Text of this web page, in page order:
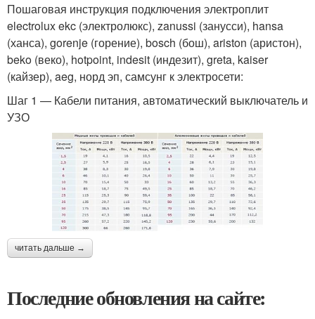
Пошаговая инструкция подключения электроплит
electrolux ekc (электролюкс), zanussi (занусси), hansa
(ханса), gorenje (горение), bosch (бош), ariston (аристон),
beko (веко), hotpoint, indesit (индезит), greta, kaiser
(кайзер), aeg, норд эп, самсунг к электросети:
Шаг 1 — Кабели питания, автоматический выключатель и
УЗО
читать дальше →
Последние обновления на сайте: